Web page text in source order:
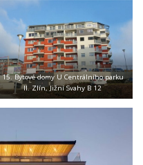
15. Bytové domy U Centrálního parku
II. Zlín, Jižní Svahy B 12